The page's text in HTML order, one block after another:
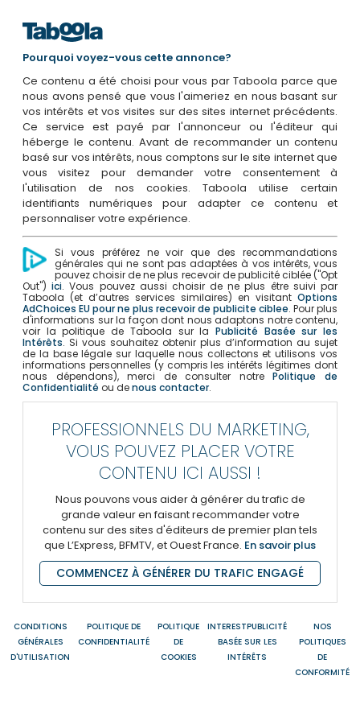
Pourquoi voyez-vous cette annonce?
Ce contenu a été choisi pour vous par Taboola parce que
nous avons pensé que vous l'aimeriez en nous basant sur
vos intérêts et vos visites sur des sites internet précédents.
Ce service est payé par l'annonceur ou l'éditeur qui
héberge le contenu. Avant de recommander un contenu
basé sur vos intérêts, nous comptons sur le site internet que
vous visitez pour demander votre consentement à
l'utilisation de nos cookies. Taboola utilise certain
identifiants numériques pour adapter ce contenu et
personnaliser votre expérience.
Si vous préférez ne voir que des recommandations
générales qui ne sont pas adaptées à vos intérêts, vous
pouvez choisir de ne plus recevoir de publicité ciblée ("Opt
Out")ici. Vous pouvez aussi choisir de ne plus être suivi par
Taboola (et d’autres services similaires) en visitant Options
AdChoices EU pour ne plus recevoir de publicite ciblee. Pour plus
d'informations sur la façon dont nous adaptons notre contenu,
voir la politique de Taboola sur la Publicité Basée sur les
Intérêts. Si vous souhaitez obtenir plus d’information au sujet
de la base légale sur laquelle nous collectons et utilisons vos
informations personnelles (y compris les intérêts légitimes dont
nous dépendons), merci de consulter notrePolitique de
Confidentialité ou denous contacter.
PROFESSIONNELS DU MARKETING,
VOUS POUVEZ PLACER VOTRE
CONTENU ICI AUSSI !
Nous pouvons vous aider à générer du trafic de
grande valeur en faisant recommander votre
contenu sur des sites d'éditeurs de premier plan tels
que L’Express, BFMTV, et Ouest France. En savoir plus
COMMENCEZ À GÉNÉRER DU TRAFIC ENGAGÉ
CONDITIONS
GÉNÉRALES
D'UTILISATION
POLITIQUE DE
CONFIDENTIALITÉ
POLITIQUE
DE
COOKIES
INTERESTPUBLICITÉ
BASÉE SUR LES
INTÉRÊTS
NOS
POLITIQUES
DE
CONFORMITÉ